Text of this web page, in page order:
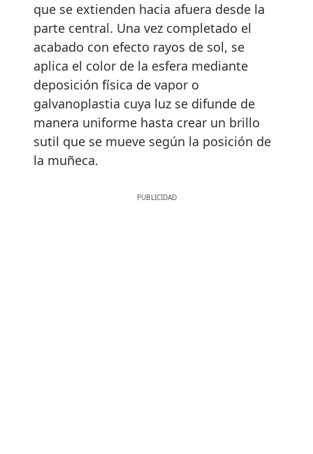
que se extienden hacia afuera desde la
parte central. Una vez completado el
acabado con efecto rayos de sol, se
aplica el color de la esfera mediante
deposición física de vapor o
galvanoplastia cuya luz se difunde de
manera uniforme hasta crear un brillo
sutil que se mueve según la posición de
la muñeca.